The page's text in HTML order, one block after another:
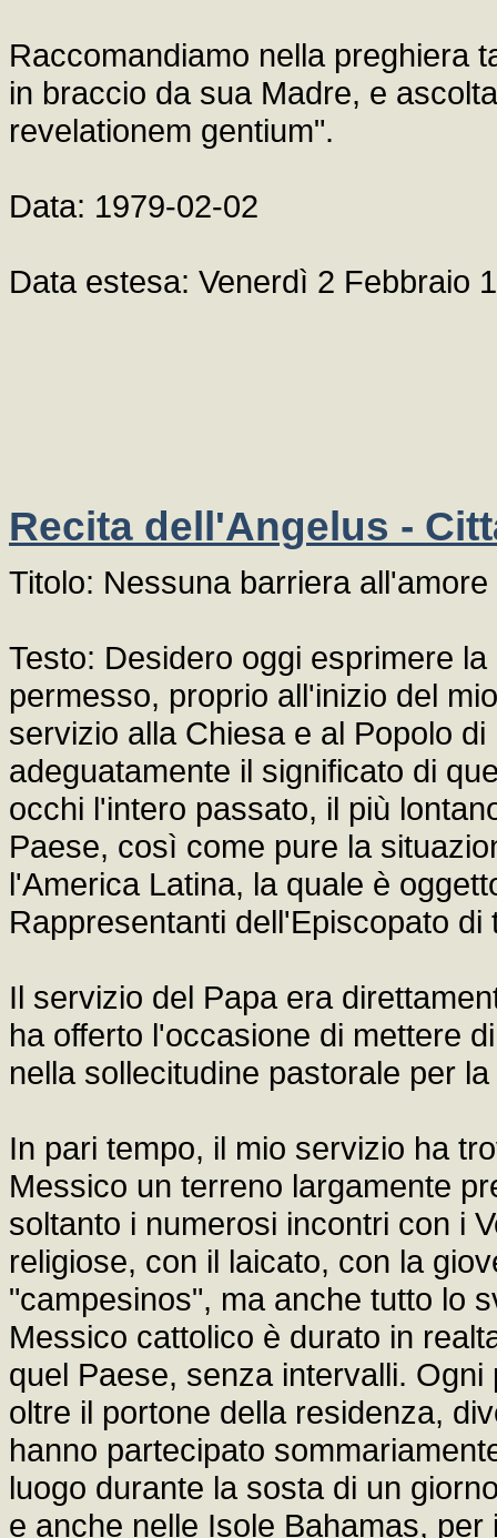
Raccomandiamo nella preghiera
in braccio da sua Madre, e
revelationem gentium".
Data: 1979-02-02
Data estesa: Venerdì 2 Febbraio
Recita dell'Angelus -
Titolo: Nessuna barriera
Testo: Desidero oggi esprimere
permesso, proprio all'inizio del
servizio alla Chiesa e al Popolo
adeguatamente il significato di
occhi l'intero passato, il più
Paese, così come pure la
l'America Latina, la quale è
Rappresentanti dell'Episcopato di
Il servizio del Papa era
ha offerto l'occasione di mettere
nella sollecitudine pastorale per
In pari tempo, il mio servizio ha
Messico un terreno largamente
soltanto i numerosi incontri con i
religiose, con il laicato, con la
"campesinos", ma anche tutto lo
Messico cattolico è durato in
quel Paese, senza intervalli.
oltre il portone della residenza,
hanno partecipato
luogo durante la sosta di un
e anche nelle Isole Bahamas,